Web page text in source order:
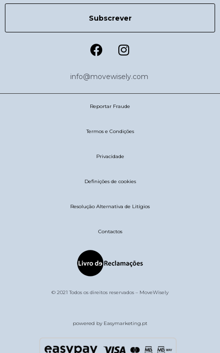
Subscrever
info@movewisely.com
Reportar Fraude
Termos e Condições
Privacidade
Definições de cookies
Resolução Alternativa de Litígios
Contactos
© 2021 Todos os direitos reservados – MoveWisely
powered by Easymarketing.pt